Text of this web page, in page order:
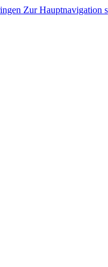
Zur Hauptnavigation